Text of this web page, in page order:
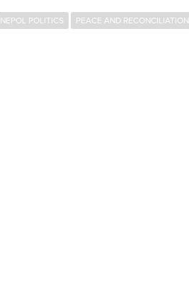
NEPOL POLITICS
PEACE AND RECONCILIATION